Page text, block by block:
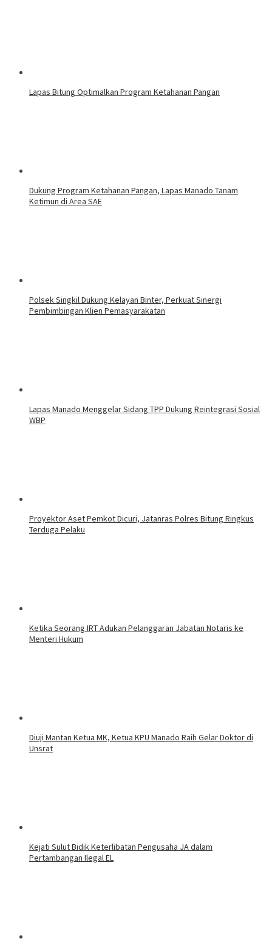
Lapas Bitung Optimalkan Program Ketahanan Pangan
Dukung Program Ketahanan Pangan, Lapas Manado Tanam
Ketimun di Area SAE
Polsek Singkil Dukung Kelayan Binter, Perkuat Sinergi
Pembimbingan Klien Pemasyarakatan
Lapas Manado Menggelar Sidang TPP Dukung Reintegrasi Sosial
WBP
Proyektor Aset Pemkot Dicuri, Jatanras Polres Bitung Ringkus
Terduga Pelaku
Ketika Seorang IRT Adukan Pelanggaran Jabatan Notaris ke
Menteri Hukum
Diuji Mantan Ketua MK, Ketua KPU Manado Raih Gelar Doktor di
Unsrat
Kejati Sulut Bidik Keterlibatan Pengusaha JA dalam
Pertambangan Ilegal EL